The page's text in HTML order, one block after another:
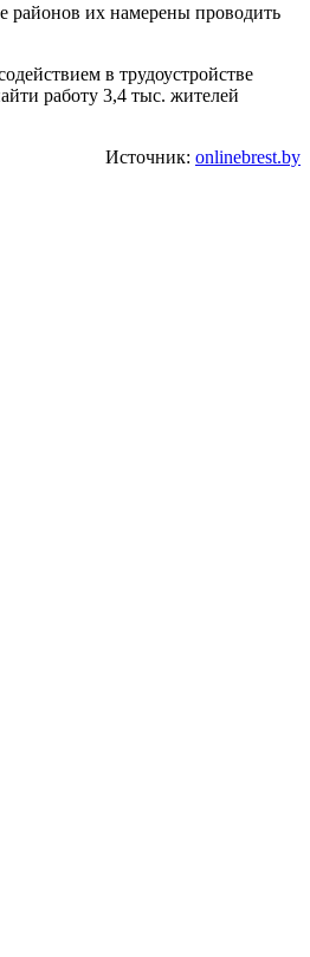
районов их намерены проводить
в трудоустройстве
работу 3,4 тыс. жителей
Источник: onlinebrest.by